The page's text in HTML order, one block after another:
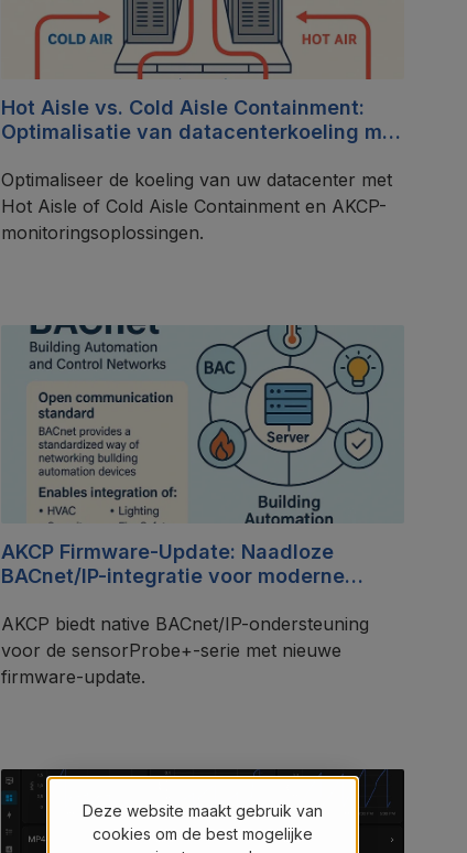
Hot Aisle vs. Cold Aisle Containment:
Optimalisatie van datacenterkoeling met
Optimaliseer de koeling van uw datacenter met
Hot Aisle of Cold Aisle Containment en AKCP-
monitoringsoplossingen.
AKCP Firmware-Update: Naadloze
BACnet/IP-integratie voor moderne
AKCP biedt native BACnet/IP-ondersteuning
voor de sensorProbe+-serie met nieuwe
firmware-update.
Deze website maakt gebruik van
cookies om de best mogelijke